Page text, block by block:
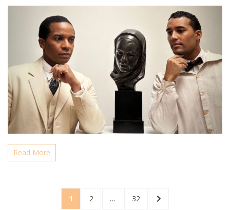
Read More
1 2 … 32